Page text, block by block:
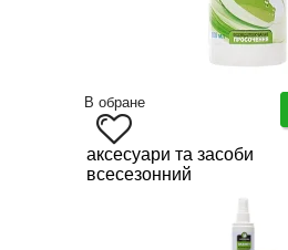
В обране
аксесуари та засоби по
всесезонний